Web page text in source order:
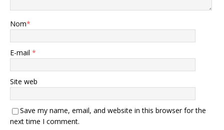
Nom*
E-mail *
Site web
Save my name, email, and website in this browser for the
next time I comment.